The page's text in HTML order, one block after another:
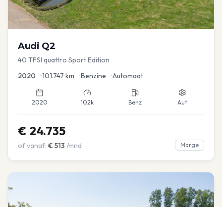
Audi Q2
40 TFSI quattro Sport Edition
2020 •101.747 km •Benzine •Automaat
2020 102k Benz Aut
€ 24.735
of vanaf: € 513 /mnd Marge